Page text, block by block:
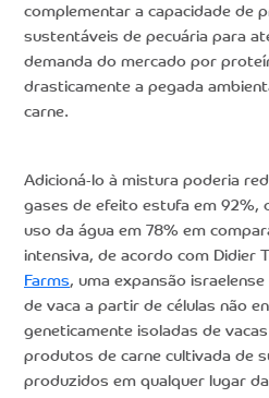
complementar a capacidade de
sustentáveis de pecuária para
demanda do mercado por
drasticamente a pegada
carne.
Adicioná-lo à mistura poderia
gases de efeito estufa em 92%,
uso da água em 78% em
intensiva, de acordo com Didier
Farms, uma expansão
de vaca a partir de células não
geneticamente isoladas de
produtos de carne cultivada de
produzidos em qualquer lugar